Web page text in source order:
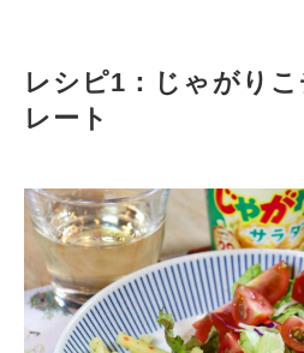
レシピ1：じゃがり
レート